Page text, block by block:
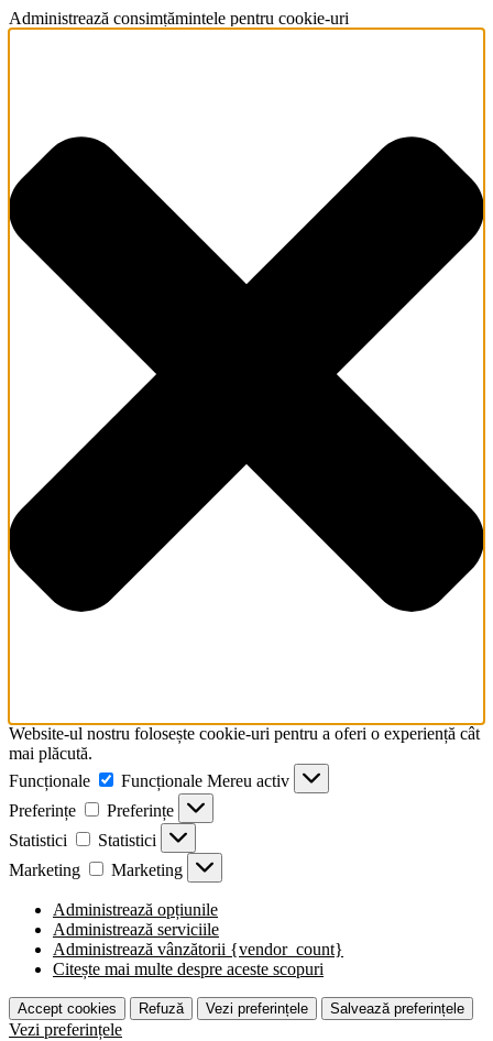
Administrează consimțămintele pentru cookie-uri
Website-ul nostru folosește cookie-uri pentru a oferi o experiență cât
mai plăcută.
Funcționale
Funcționale Mereu activ
Preferințe
Preferințe
Statistici
Statistici
Marketing
Marketing
Administrează opțiunile
Administrează serviciile
Administrează vânzătorii {vendor_count}
Citește mai multe despre aceste scopuri
Accept cookies Refuză Vezi preferințele Salvează preferințele
Vezi preferințele